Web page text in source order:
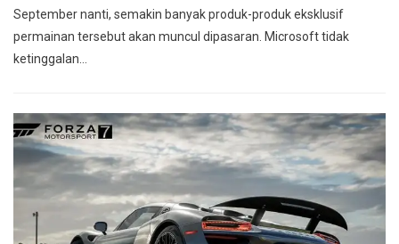
September nanti, semakin banyak produk-produk eksklusif
permainan tersebut akan muncul dipasaran. Microsoft tidak
ketinggalan